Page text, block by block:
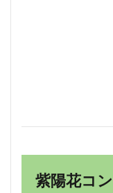
紫陽花コ